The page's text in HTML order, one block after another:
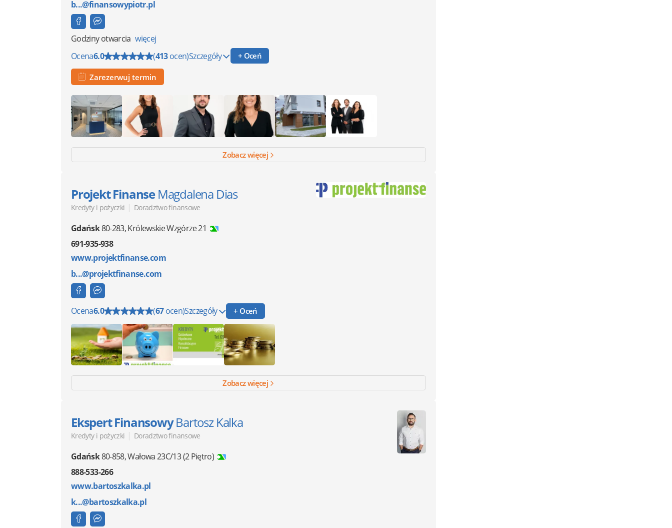
b...@finansowypiotr.pl
Godziny otwarcia więcej
Ocena6.0 (413ocen)Szczegóły + Oceń
Zarezerwuj termin
Zobacz więcej
Projekt Finanse Magdalena Dias
Kredyty i pożyczki | Doradztwo finansowe
Gdańsk80-283,Królewskie Wzgórze 21
691-935-938
www.projektfinanse.com
b...@projektfinanse.com
Ocena6.0 (67ocen)Szczegóły + Oceń
Zobacz więcej
Ekspert FinansowyBartosz Kalka
Kredyty i pożyczki | Doradztwo finansowe
Gdańsk80-858,Wałowa 23C/13(2 Piętro)
888-533-266
www.bartoszkalka.pl
k...@bartoszkalka.pl